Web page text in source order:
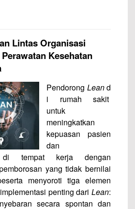
Lintas Organisasi
Kesehatan
Pendorong Leand
i rumah sakit
untuk
meningkatkan
kepuasan pasien
dan
di tempat kerja dengan
yang tidak bernilai
menyoroti tiga elemen
penting dari Lean:
secara spontan dan